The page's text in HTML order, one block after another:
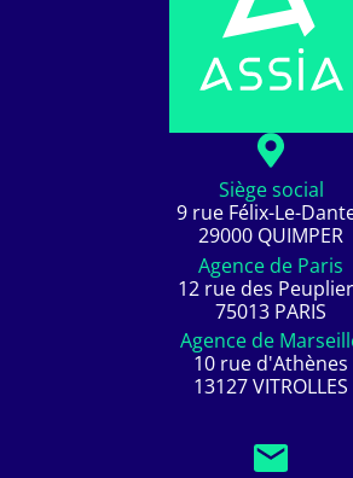
Siège social
9 rue Félix-Le-
29000 QUIMPER
Agence de Paris
12 rue des
75013 PARIS
Agence de
10 rue d'Athènes
13127 VITROLLES